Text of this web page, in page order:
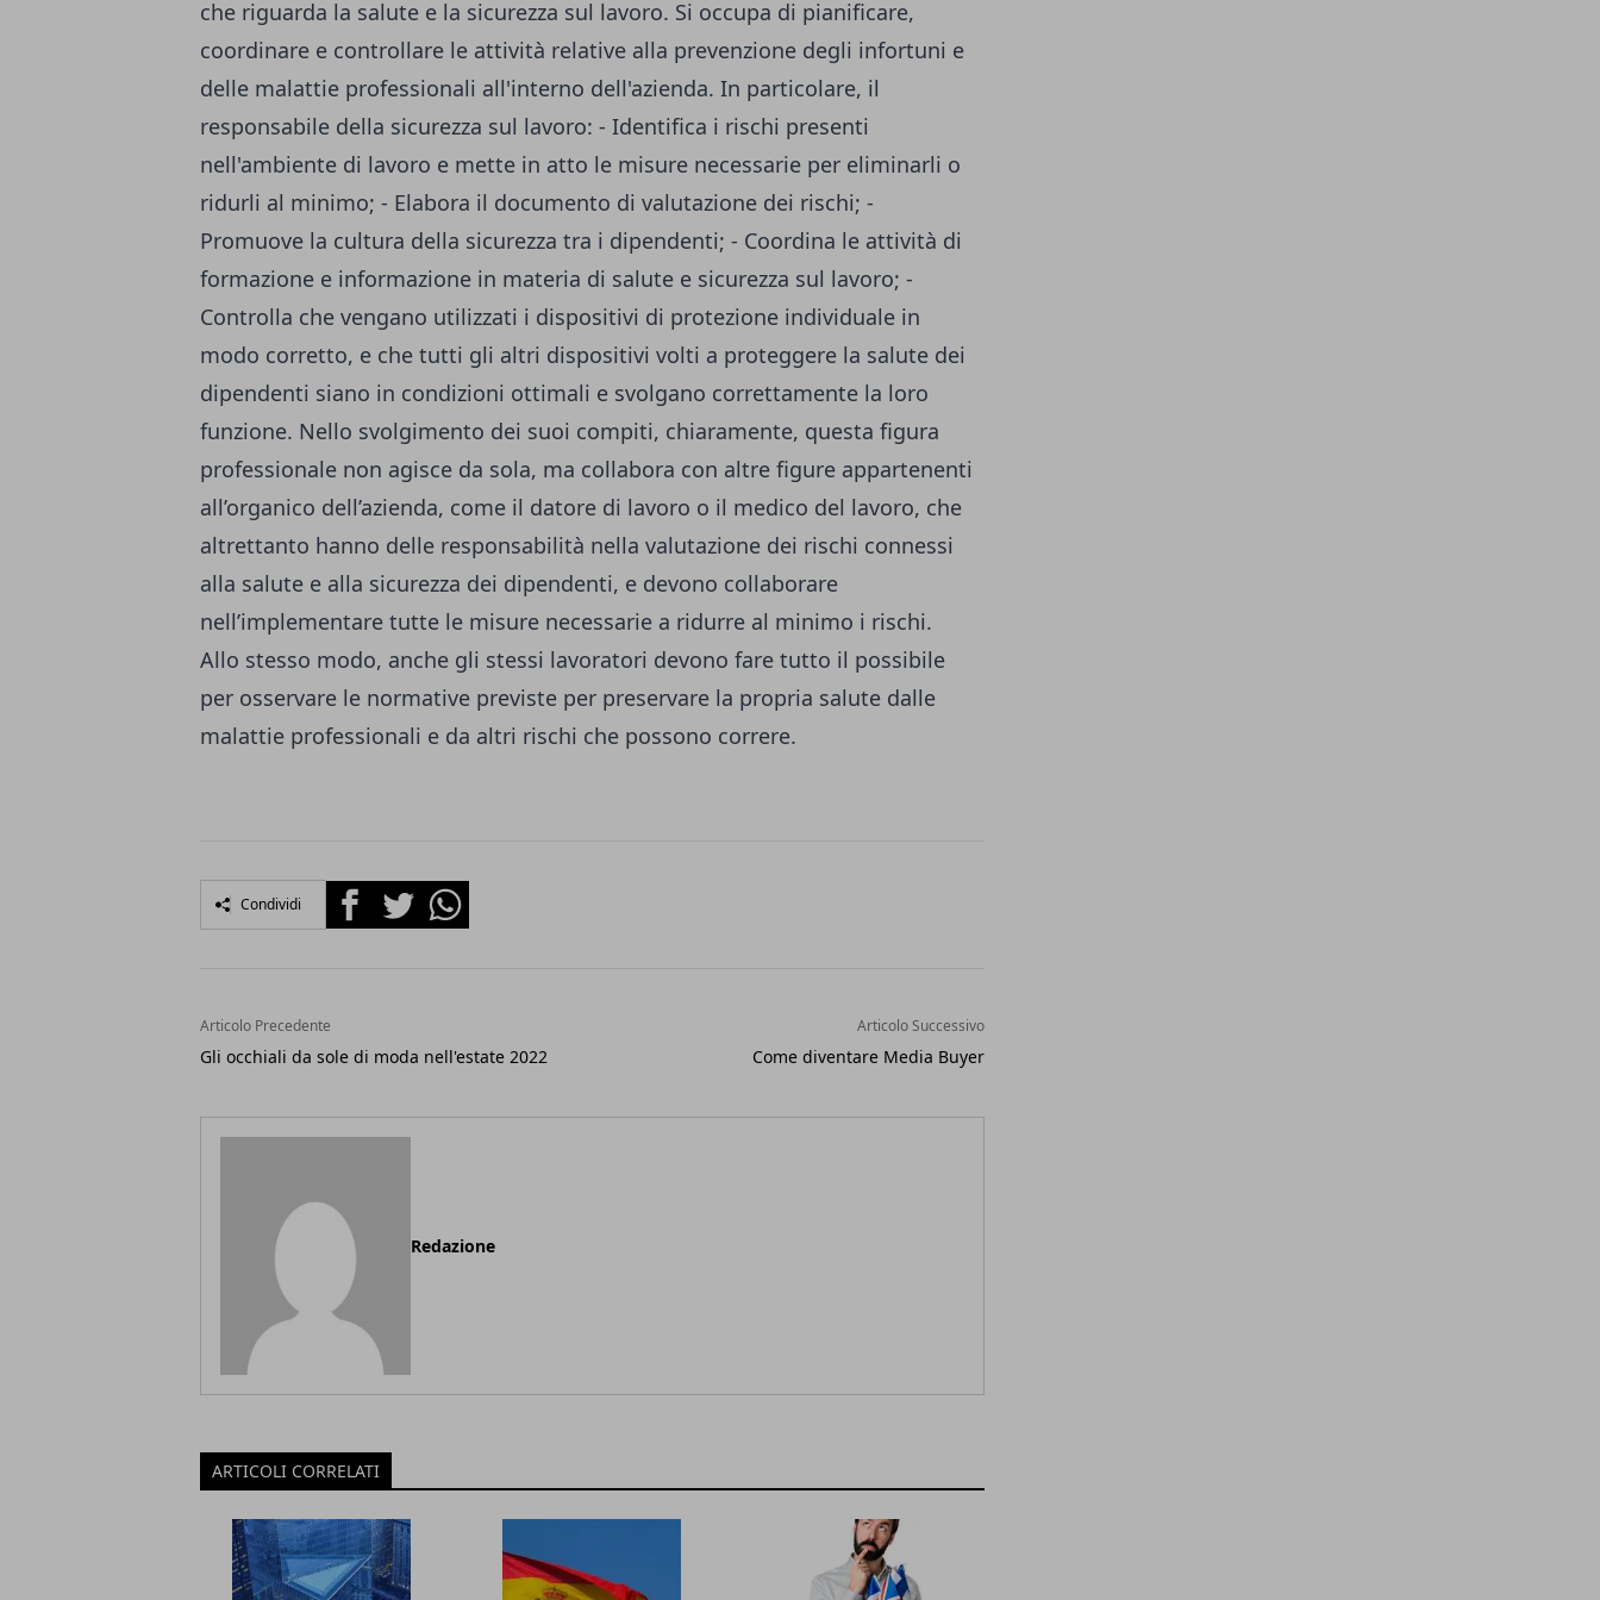
che riguarda la salute e la sicurezza sul lavoro. Si occupa di pianificare,
coordinare e controllare le attività relative alla prevenzione degli infortuni e
delle malattie professionali all'interno dell'azienda. In particolare, il
responsabile della sicurezza sul lavoro: - Identifica i rischi presenti
nell'ambiente di lavoro e mette in atto le misure necessarie per eliminarli o
ridurli al minimo; - Elabora il documento di valutazione dei rischi; -
Promuove la cultura della sicurezza tra i dipendenti; - Coordina le attività di
formazione e informazione in materia di salute e sicurezza sul lavoro; -
Controlla che vengano utilizzati i dispositivi di protezione individuale in
modo corretto, e che tutti gli altri dispositivi volti a proteggere la salute dei
dipendenti siano in condizioni ottimali e svolgano correttamente la loro
funzione. Nello svolgimento dei suoi compiti, chiaramente, questa figura
professionale non agisce da sola, ma collabora con altre figure appartenenti
all’organico dell’azienda, come il datore di lavoro o il medico del lavoro, che
altrettanto hanno delle responsabilità nella valutazione dei rischi connessi
alla salute e alla sicurezza dei dipendenti, e devono collaborare
nell’implementare tutte le misure necessarie a ridurre al minimo i rischi.
Allo stesso modo, anche gli stessi lavoratori devono fare tutto il possibile
per osservare le normative previste per preservare la propria salute dalle
malattie professionali e da altri rischi che possono correre.
Condividi FacebookTwitterWhatsapp
Articolo Precedente
Gli occhiali da sole di moda nell'estate 2022
Articolo Successivo
Come diventare Media Buyer
Redazione
ARTICOLI CORRELATI